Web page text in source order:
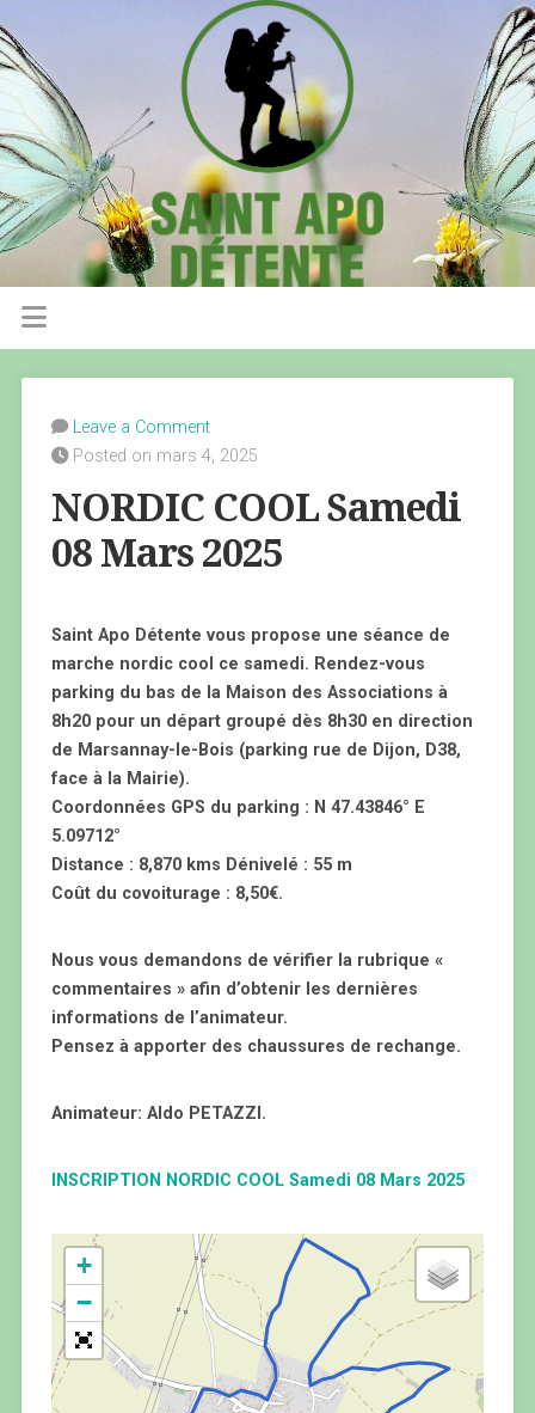
Leave a Comment
Posted on mars 4, 2025
NORDIC COOL Samedi
08 Mars 2025
Saint Apo Détente vous propose une séance de
marche nordic cool ce samedi. Rendez-vous
parking du bas de la Maison des Associations à
8h20 pour un départ groupé dès 8h30 en direction
de Marsannay-le-Bois (parking rue de Dijon, D38,
face à la Mairie).
Coordonnées GPS du parking : N 47.43846° E
5.09712°
Distance : 8,870 kms Dénivelé : 55 m
Coût du covoiturage : 8,50€.
Nous vous demandons de vérifier la rubrique «
commentaires » afin d’obtenir les dernières
informations de l’animateur.
Pensez à apporter des chaussures de rechange.
Animateur: Aldo PETAZZI.
INSCRIPTION NORDIC COOL Samedi 08 Mars 2025
+
−